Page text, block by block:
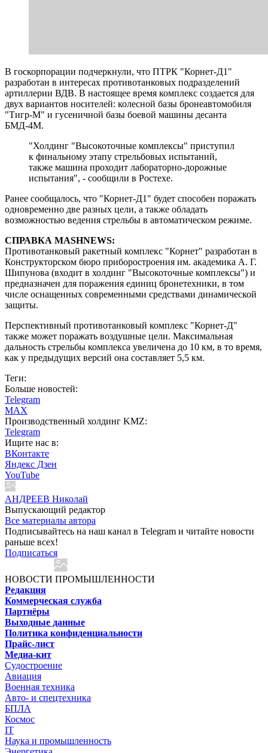
В госкорпорации подчеркнули, что ПТРК "Корнет-Д1"
разработан в интересах противотанковых подразделений
артиллерии ВДВ. В настоящее время комплекс создается для
двух вариантов носителей: колесной базы бронеавтомобиля
"Тигр-М" и гусеничной базы боевой машины десанта
БМД-4М.
"Холдинг "Высокоточные комплексы" приступил
к финальному этапу стрельбовых испытаний,
также машина проходит лабораторно-дорожные
испытания", - сообщили в Ростехе.
Ранее сообщалось, что "Корнет-Д1" будет способен поражать
одновременно две разных цели, а также обладать
возможностью ведения стрельбы в автоматическом режиме.
СПРАВКА MASHNEWS:
Противотанковый ракетный комплекс "Корнет" разработан в
Конструкторском бюро приборостроения им. академика А. Г.
Шипунова (входит в холдинг "Высокоточные комплексы") и
предназначен для поражения единиц бронетехники, в том
числе оснащенных современными средствами динамической
защиты.
Перспективный противотанковый комплекс "Корнет-Д"
также может поражать воздушные цели. Максимальная
дальность стрельбы комплекса увеличена до 10 км, в то время,
как у предыдущих версий она составляет 5,5 км.
Теги:
Больше новостей:
Telegram
MAX
Производственный холдинг KMZ:
Telegram
Ищите нас в:
ВКонтакте
Яндекс Дзен
YouTube
АНДРЕЕВ Николай
Выпускающий редактор
Все материалы автора
Подписывайтесь на наш канал в Telegram и читайте новости
раньше всех!
Подписаться
НОВОСТИ ПРОМЫШЛЕННОСТИ
Редакция
Коммерческая служба
Партнёры
Выходные данные
Политика конфиденциальности
Прайс-лист
Медиа-кит
Судостроение
Авиация
Военная техника
Авто- и спецтехника
БПЛА
Космос
IT
Наука и промышленность